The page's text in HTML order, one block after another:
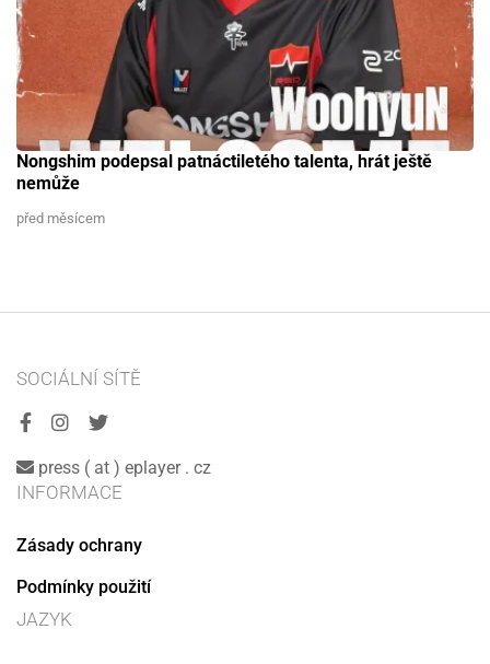
Nongshim podepsal patnáctiletého talenta, hrát ještě
nemůže
před měsícem
SOCIÁLNÍ SÍTĚ
press ( at ) eplayer . cz
INFORMACE
Zásady ochrany
Podmínky použití
JAZYK